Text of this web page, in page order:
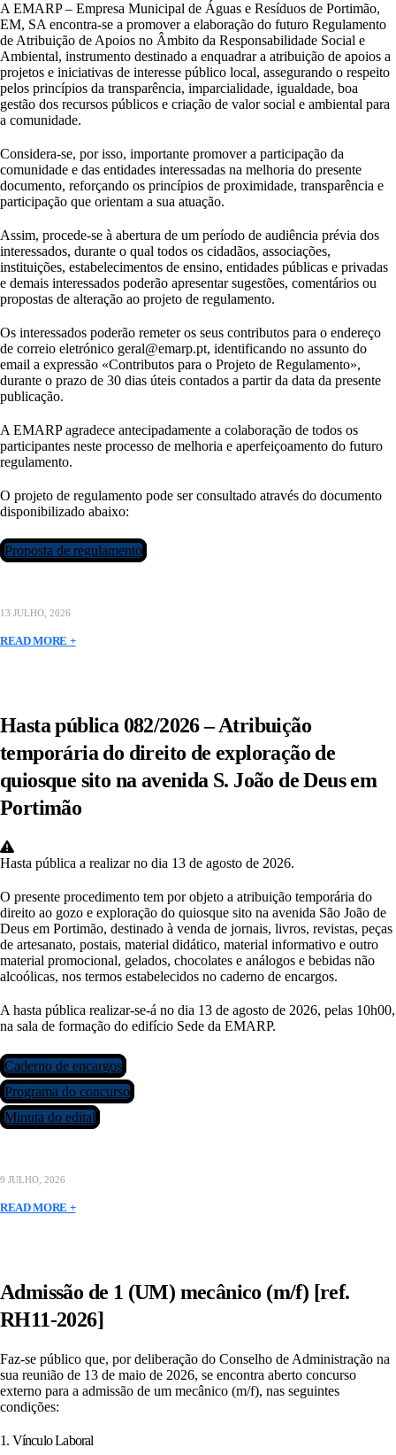
A EMARP – Empresa Municipal de Águas e Resíduos de Portimão,
EM, SA encontra-se a promover a elaboração do futuro Regulamento
de Atribuição de Apoios no Âmbito da Responsabilidade Social e
Ambiental, instrumento destinado a enquadrar a atribuição de apoios a
projetos e iniciativas de interesse público local, assegurando o respeito
pelos princípios da transparência, imparcialidade, igualdade, boa
gestão dos recursos públicos e criação de valor social e ambiental para
a comunidade.
Considera-se, por isso, importante promover a participação da
comunidade e das entidades interessadas na melhoria do presente
documento, reforçando os princípios de proximidade, transparência e
participação que orientam a sua atuação.
Assim, procede-se à abertura de um período de audiência prévia dos
interessados, durante o qual todos os cidadãos, associações,
instituições, estabelecimentos de ensino, entidades públicas e privadas
e demais interessados poderão apresentar sugestões, comentários ou
propostas de alteração ao projeto de regulamento.
Os interessados poderão remeter os seus contributos para o endereço
de correio eletrónico geral@emarp.pt, identificando no assunto do
email a expressão «Contributos para o Projeto de Regulamento»,
durante o prazo de 30 dias úteis contados a partir da data da presente
publicação.
A EMARP agradece antecipadamente a colaboração de todos os
participantes neste processo de melhoria e aperfeiçoamento do futuro
regulamento.
O projeto de regulamento pode ser consultado através do documento
disponibilizado abaixo:
Proposta de regulamento
13 JULHO, 2026
READ MORE +
Hasta pública 082/2026 – Atribuição
temporária do direito de exploração de
quiosque sito na avenida S. João de Deus em
Portimão
Hasta pública a realizar no dia 13 de agosto de 2026.
O presente procedimento tem por objeto a atribuição temporária do
direito ao gozo e exploração do quiosque sito na avenida São João de
Deus em Portimão, destinado à venda de jornais, livros, revistas, peças
de artesanato, postais, material didático, material informativo e outro
material promocional, gelados, chocolates e análogos e bebidas não
alcoólicas, nos termos estabelecidos no caderno de encargos.
A hasta pública realizar-se-á no dia 13 de agosto de 2026, pelas 10h00,
na sala de formação do edifício Sede da EMARP.
Caderno de encargos
Programa do concurso
Minuta do edital
9 JULHO, 2026
READ MORE +
Admissão de 1 (UM) mecânico (m/f) [ref.
RH11-2026]
Faz-se público que, por deliberação do Conselho de Administração na
sua reunião de 13 de maio de 2026, se encontra aberto concurso
externo para a admissão de um mecânico (m/f), nas seguintes
condições:
1. Vínculo Laboral